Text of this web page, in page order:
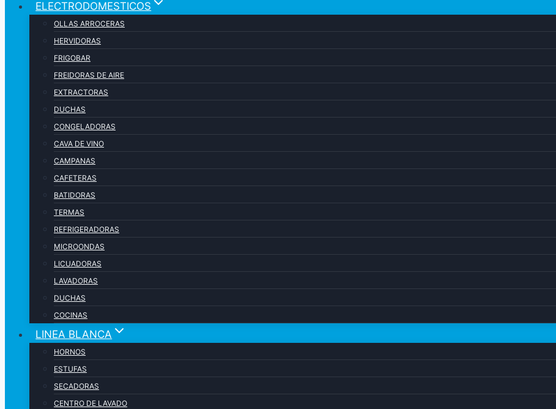
ELECTRODOMESTICOS
OLLAS ARROCERAS
HERVIDORAS
FRIGOBAR
FREIDORAS DE AIRE
EXTRACTORAS
DUCHAS
CONGELADORAS
CAVA DE VINO
CAMPANAS
CAFETERAS
BATIDORAS
TERMAS
REFRIGERADORAS
MICROONDAS
LICUADORAS
LAVADORAS
DUCHAS
COCINAS
LINEA BLANCA
HORNOS
ESTUFAS
SECADORAS
CENTRO DE LAVADO